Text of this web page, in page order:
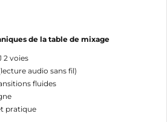
de la table de mixage
2 voies
audio sans fil)
fluides
pratique